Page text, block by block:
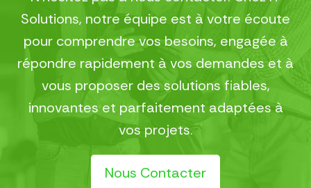
Solutions, notre équipe est à votre écoute
pour comprendre vos besoins, engagée à
répondre rapidement à vos demandes et à
vous proposer des solutions fiables,
innovantes et parfaitement adaptées à
vos projets.
Nous Contacter